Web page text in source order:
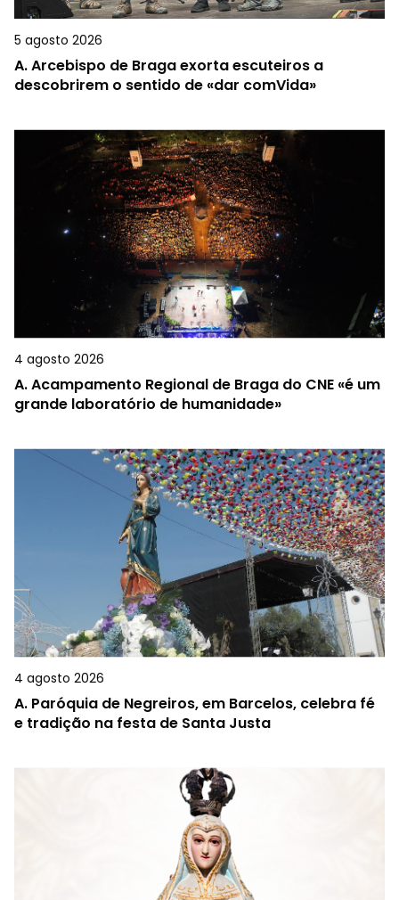
5 agosto 2026
A.Arcebispo de Braga exorta escuteiros a
descobrirem o sentido de «dar comVida»
4 agosto 2026
A.Acampamento Regional de Braga do CNE «é um
grande laboratório de humanidade»
4 agosto 2026
A. Paróquia de Negreiros, em Barcelos, celebra fé
e tradição na festa de Santa Justa